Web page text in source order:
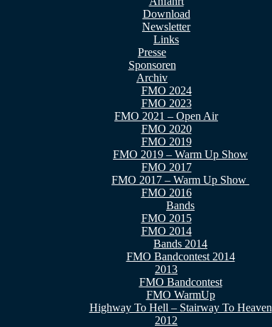
Download
Newsletter
Links
Presse
Sponsoren
Archiv
FMO 2024
FMO 2023
FMO 2021 – Open Air
FMO 2020
FMO 2019
FMO 2019 – Warm Up Show
FMO 2017
FMO 2017 – Warm Up Show
FMO 2016
Bands
FMO 2015
FMO 2014
Bands 2014
FMO Bandcontest 2014
2013
FMO Bandcontest
FMO WarmUp
Highway To Hell – Stairway To Heaven
2012